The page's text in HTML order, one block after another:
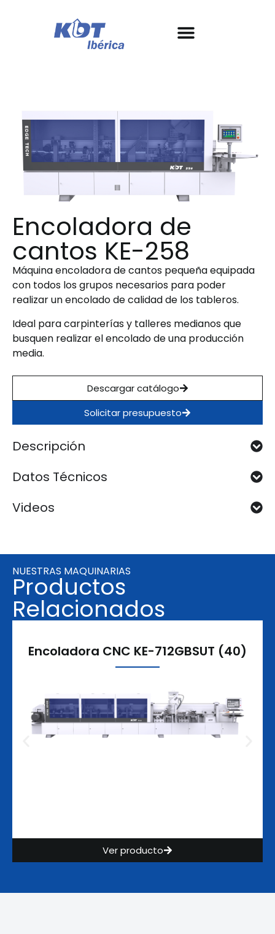
Encoladora de
cantos KE-258
Máquina encoladora de cantos pequeña equipada
con todos los grupos necesarios para poder
realizar un encolado de calidad de los tableros.
Ideal para carpinterías y talleres medianos que
busquen realizar el encolado de una producción
media.
Descargar catálogo
Solicitar presupuesto
Descripción
Datos Técnicos
Videos
NUESTRAS MAQUINARIAS
Productos
Relacionados
Encoladora CNC KE-712GBSUT (40)
Ver producto